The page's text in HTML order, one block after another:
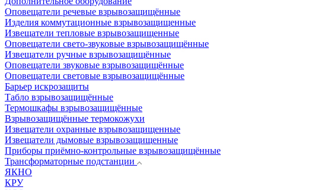
Оповещатели речевые взрывозащищённые
Изделия коммутационные взрывозащищенные
Извещатели тепловые взрывозащищенные
Оповещатели свето-звуковые взрывозащищённые
Извещатели ручные взрывозащищённые
Оповещатели звуковые взрывозащищённые
Оповещатели световые взрывозащищённые
Барьер искрозащиты
Табло взрывозащищённые
Термошкафы взрывозащищённые
Взрывозащищённые термокожухи
Извещатели охранные взрывозащищенные
Извещатели дымовые взрывозащищенные
Приборы приёмно-контрольные взрывозащищённые
Трансформаторные подстанции
ЯКНО
КРУ